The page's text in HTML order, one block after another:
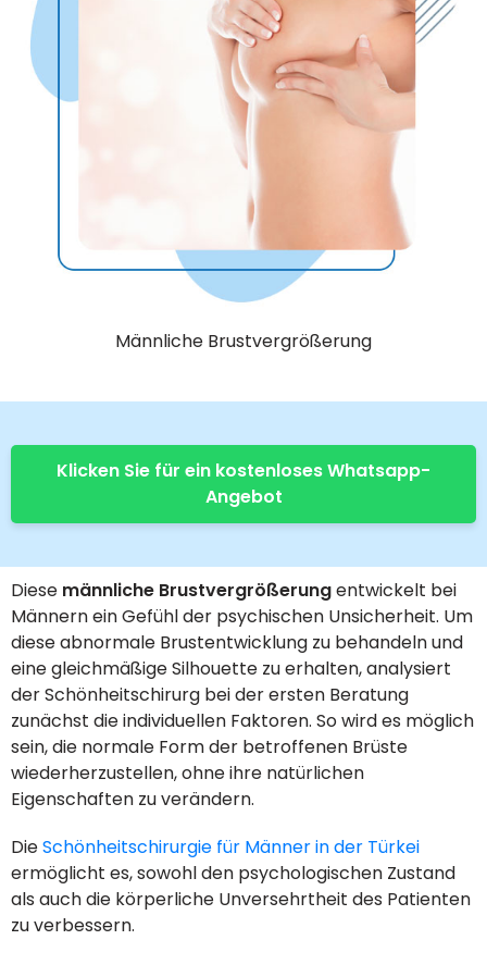
Männliche Brustvergrößerung
Klicken Sie für ein kostenloses Whatsapp-
Angebot
Diese männliche Brustvergrößerungentwickelt bei
Männern ein Gefühl der psychischen Unsicherheit. Um
diese abnormale Brustentwicklung zu behandeln und
eine gleichmäßige Silhouette zu erhalten, analysiert
der Schönheitschirurg bei der ersten Beratung
zunächst die individuellen Faktoren. So wird es möglich
sein, die normale Form der betroffenen Brüste
wiederherzustellen, ohne ihre natürlichen
Eigenschaften zu verändern.
DieSchönheitschirurgie für Männer in der Türkei
ermöglicht es, sowohl den psychologischen Zustand
als auch die körperliche Unversehrtheit des Patienten
zu verbessern.